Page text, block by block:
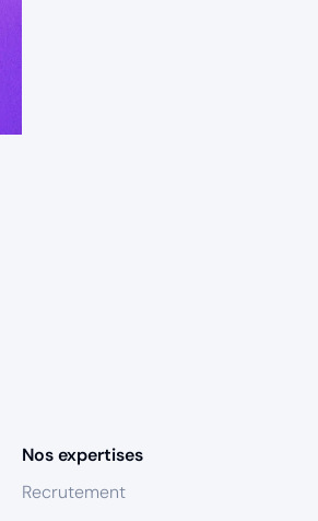
Nos expertises
Recrutement